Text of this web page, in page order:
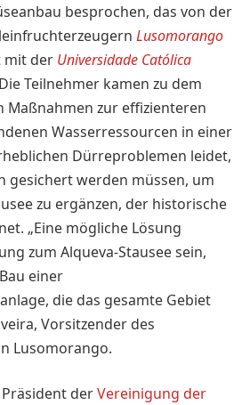
besprochen, das von der
Lusomorango
mit der Universidade Católica
Teilnehmer kamen zu dem
Maßnahmen zur effizienteren
Wasserressourcen in einer
Dürre­problemen leidet,
gesichert werden müssen, um
zu ergänzen, der historische
„Eine mögliche Lösung
zum Alqueva-Stausee sein,
einer
die das gesamte Gebiet
Vorsitzender des
Lusomorango.
derVereinigung der